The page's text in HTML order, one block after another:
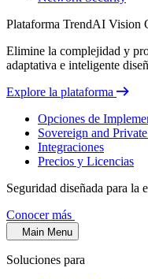
Plataforma TrendAI Vision
Elimine la complejidad y
adaptativa e inteligente
Explore la plataforma
Opciones de
Sovereign and
Integraciones
Precios y Licencias
Seguridad diseñada para la
Conocer más
Main Menu
Soluciones para